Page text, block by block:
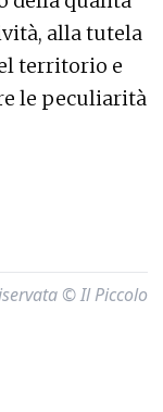
alla tutela
territorio e
le peculiarità
© Il Piccolo